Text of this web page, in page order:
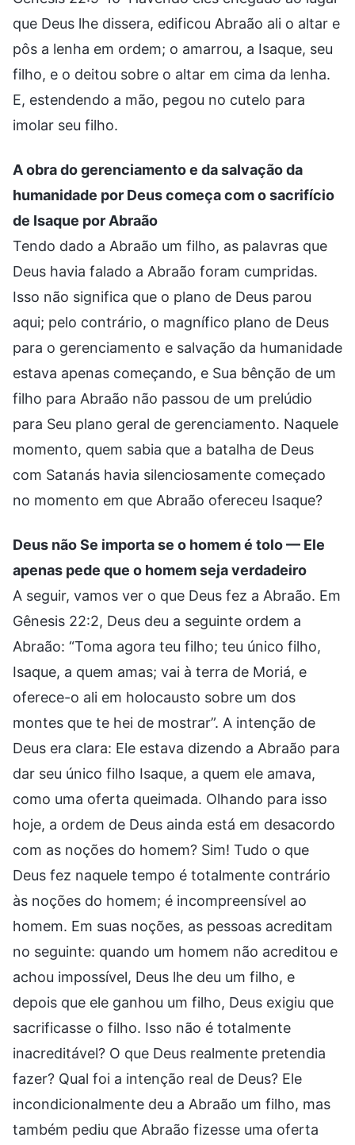
que Deus lhe dissera, edificou Abraão ali o altar e
pôs a lenha em ordem; o amarrou, a Isaque, seu
filho, e o deitou sobre o altar em cima da lenha.
E, estendendo a mão, pegou no cutelo para
imolar seu filho.
A obra do gerenciamento e da salvação da
humanidade por Deus começa com o sacrifício
de Isaque por Abraão
Tendo dado a Abraão um filho, as palavras que
Deus havia falado a Abraão foram cumpridas.
Isso não significa que o plano de Deus parou
aqui; pelo contrário, o magnífico plano de Deus
para o gerenciamento e salvação da humanidade
estava apenas começando, e Sua bênção de um
filho para Abraão não passou de um prelúdio
para Seu plano geral de gerenciamento. Naquele
momento, quem sabia que a batalha de Deus
com Satanás havia silenciosamente começado
no momento em que Abraão ofereceu Isaque?
Deus não Se importa se o homem é tolo — Ele
apenas pede que o homem seja verdadeiro
A seguir, vamos ver o que Deus fez a Abraão. Em
Gênesis 22:2, Deus deu a seguinte ordem a
Abraão: “Toma agora teu filho; teu único filho,
Isaque, a quem amas; vai à terra de Moriá, e
oferece-o ali em holocausto sobre um dos
montes que te hei de mostrar”. A intenção de
Deus era clara: Ele estava dizendo a Abraão para
dar seu único filho Isaque, a quem ele amava,
como uma oferta queimada. Olhando para isso
hoje, a ordem de Deus ainda está em desacordo
com as noções do homem? Sim! Tudo o que
Deus fez naquele tempo é totalmente contrário
às noções do homem; é incompreensível ao
homem. Em suas noções, as pessoas acreditam
no seguinte: quando um homem não acreditou e
achou impossível, Deus lhe deu um filho, e
depois que ele ganhou um filho, Deus exigiu que
sacrificasse o filho. Isso não é totalmente
inacreditável? O que Deus realmente pretendia
fazer? Qual foi a intenção real de Deus? Ele
incondicionalmente deu a Abraão um filho, mas
também pediu que Abraão fizesse uma oferta